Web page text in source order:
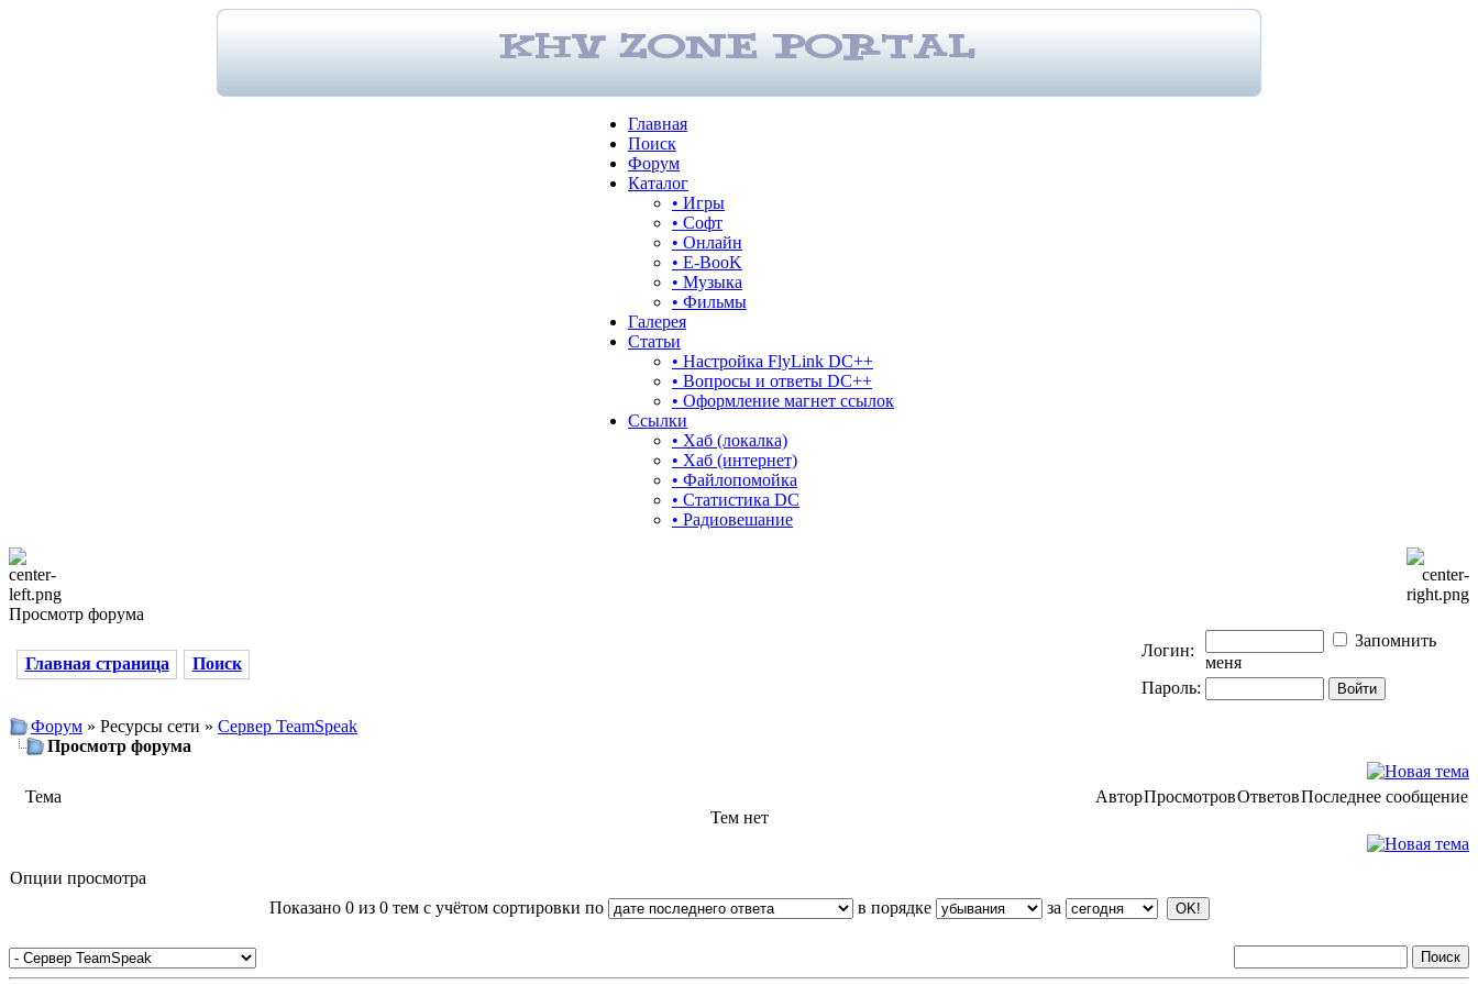
Главная
Поиск
Форум
Каталог
• Игры
• Софт
• Онлайн
• E-BooK
• Музыка
• Фильмы
Галерея
Статьи
• Настройка FlyLink DC++
• Вопросы и ответы DC++
• Оформление магнет ссылок
Ссылки
• Хаб (локалка)
• Хаб (интернет)
• Файлопомойка
• Статистика DC
• Радиовешание
Просмотр форума
Главная страница Поиск
Логин:
Запомнить
меня
Пароль:
Форум » Ресурсы сети » Сервер TeamSpeak
Просмотр форума
Тема АвторПросмотровОтветовПоследнее сообщение
Тем нет
Опции просмотра
Показано 0 из 0 тем с учётом сортировки по
в порядке за